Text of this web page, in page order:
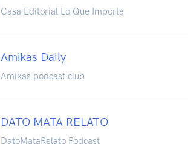
Casa Editorial Lo Que Importa
Amikas Daily
Amikas podcast club
DATO MATA RELATO
DatoMataRelato Podcast